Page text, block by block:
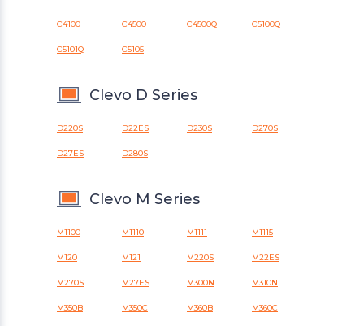
C4100 C4500 C4500Q C5100Q
C5101Q C5105
Clevo D Series
D220S D22ES D230S D270S
D27ES D280S
Clevo M Series
M1100 M1110 M1111 M1115
M120 M121 M220S M22ES
M270S M27ES M300N M310N
M350B M350C M360B M360C